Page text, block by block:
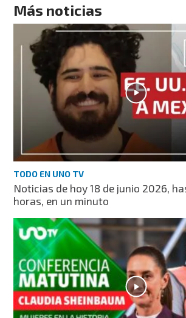
Más noticias
TODO EN UNO TV
Noticias de hoy 18 de junio 2026,
horas, en un minuto